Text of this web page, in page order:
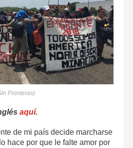
Fronteras)
aquí.
de mi país decide marcharse
hace por que le falte amor por